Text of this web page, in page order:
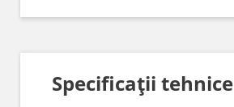
Specificații tehnice